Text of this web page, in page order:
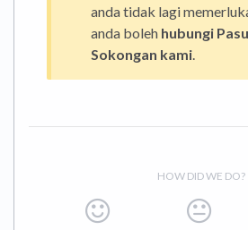
anda tidak lagi
anda boleh hubungi
Sokongan kami.
HOW DID WE DO?